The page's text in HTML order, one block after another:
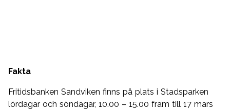
Fakta
Fritidsbanken Sandviken finns på plats i Stadsparken
lördagar och söndagar, 10.00 – 15.00 fram till 17 mars